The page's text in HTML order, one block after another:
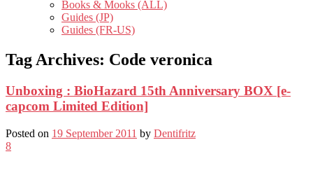
Books & Mooks (ALL)
Guides (JP)
Guides (FR-US)
Tag Archives: Code veronica
Unboxing : BioHazard 15th Anniversary BOX [e-
capcom Limited Edition]
Posted on 19 September 2011 by Dentifritz
8